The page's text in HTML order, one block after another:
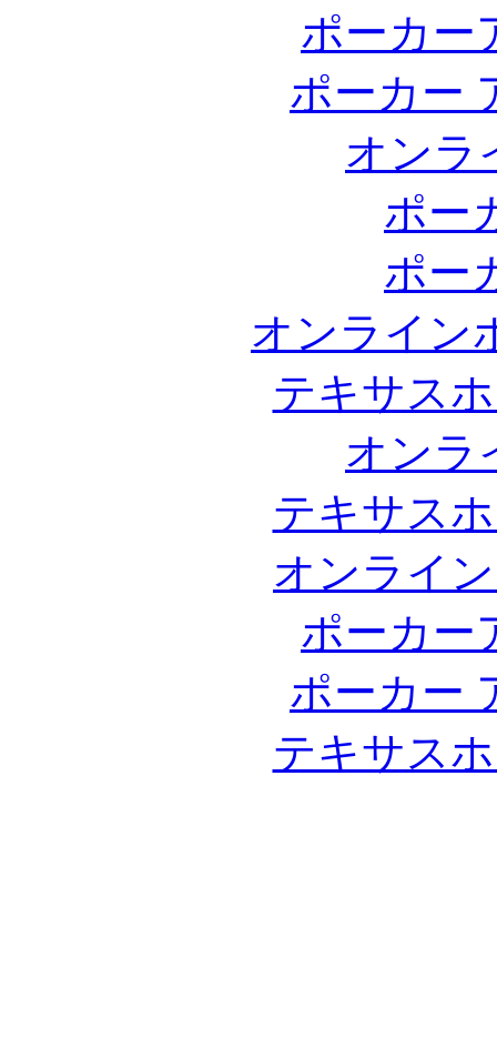
ポーカー
ポーカー
オンラ
ポー
ポー
オンライン
テキサス
オンラ
テキサス
オンライ
ポーカー
ポーカー
テキサス